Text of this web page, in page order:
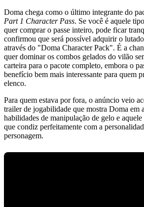
Doma chega como o último integrante do
Part 1 Character Pass. Se você é aquele
quer comprar o passe inteiro, pode ficar
confirmou que será possível adquirir o
através do "Doma Character Pack". É a
quer dominar os combos gelados do vilão
carteira para o pacote completo, embora o
benefício bem mais interessante para quem
elenco.
Para quem estava por fora, o anúncio veio
trailer de jogabilidade que mostra Doma em
habilidades de manipulação de gelo e
que condiz perfeitamente com a
personagem.